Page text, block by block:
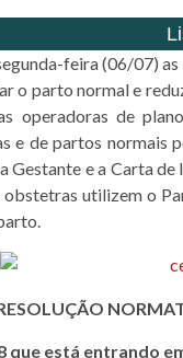
feira (06/07)
o parto normal e
operadoras de
e de partos normais
Gestante e a Carta
utilizem o
que está entrando